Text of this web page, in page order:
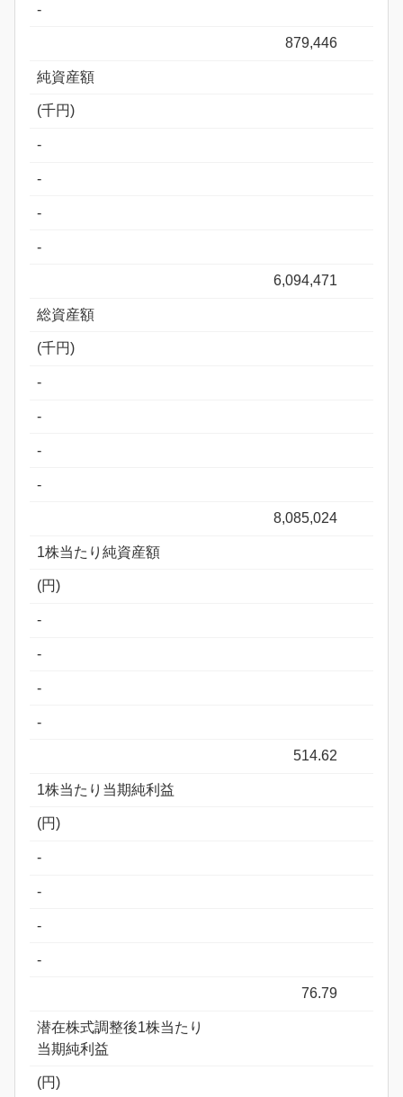
-
879,446
純資産額
(千円)
-
-
-
-
6,094,471
総資産額
(千円)
-
-
-
-
8,085,024
1株当たり純資産額
(円)
-
-
-
-
514.62
1株当たり当期純利益
(円)
-
-
-
-
76.79
潜在株式調整後1株当たり
当期純利益
(円)